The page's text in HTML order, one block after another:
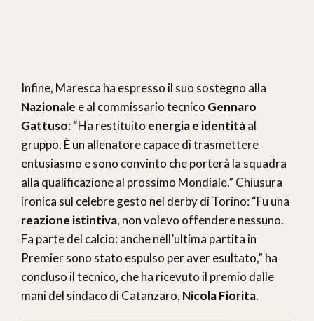
Infine, Maresca ha espresso il suo sostegno alla
Nazionale e al commissario tecnico Gennaro
Gattuso: “Ha restituito energia e identitàal
gruppo. È un allenatore capace di trasmettere
entusiasmo e sono convinto che porterà la squadra
alla qualificazione al prossimo Mondiale.” Chiusura
ironica sul celebre gesto nel derby di Torino: “Fu una
reazione istintiva, non volevo offendere nessuno.
Fa parte del calcio: anche nell’ultima partita in
Premier sono stato espulso per aver esultato,” ha
concluso il tecnico, che ha ricevuto il premio dalle
mani del sindaco di Catanzaro, Nicola Fiorita.